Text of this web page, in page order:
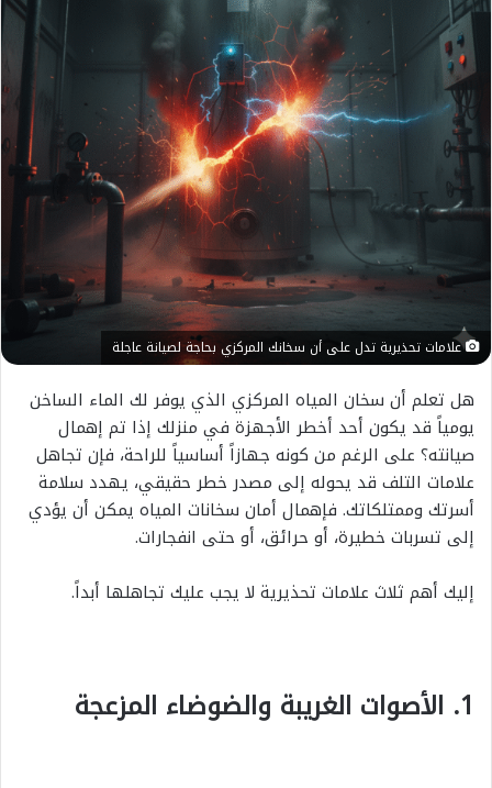
علامات تحذيرية تدل على أن سخانك المركزي بحاجة لصيانة عاجلة
هل تعلم أن سخان المياه المركزي الذي يوفر لك الماء الساخن
يومياً قد يكون أحد أخطر الأجهزة في منزلك إذا تم إهمال
صيانته؟ على الرغم من كونه جهازاً أساسياً للراحة، فإن تجاهل
علامات التلف قد يحوله إلى مصدر خطر حقيقي، يهدد سلامة
أسرتك وممتلكاتك. فإهمال أمان سخانات المياه يمكن أن يؤدي
إلى تسربات خطيرة، أو حرائق، أو حتى انفجارات.
إليك أهم ثلاث علامات تحذيرية لا يجب عليك تجاهلها أبداً.
1. الأصوات الغريبة والضوضاء المزعجة